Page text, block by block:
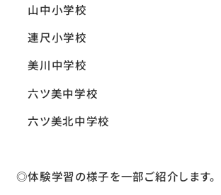
山中小学校
連尺小学校
美川中学校
六ツ美中学校
六ツ美北中学校
◎体験学習の様子を一部ご紹介します。